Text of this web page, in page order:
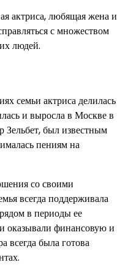
актриса, любящая жена и
с множеством
людей.
семьи актриса делилась
и выросла в Москве в
Зельбет, был известным
пениям на
со своими
всегда поддерживала
в периоды ее
оказывали финансовую и
всегда была готова